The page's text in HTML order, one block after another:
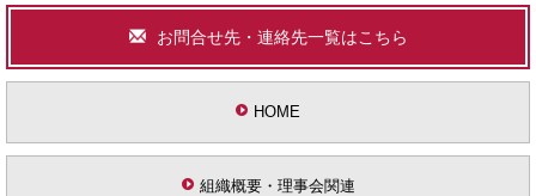
▸English
お問合せ先・連絡先一覧はこちら
HOME
組織概要・理事会関連